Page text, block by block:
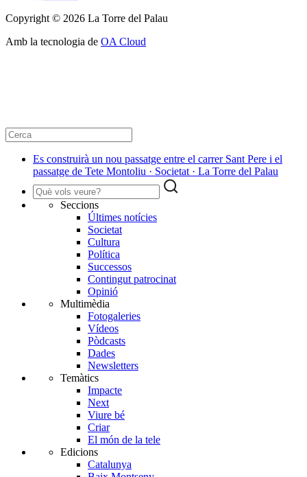
Copyright © 2026 La Torre del Palau
Amb la tecnologia de OA Cloud
Es construirà un nou passatge entre el carrer Sant Pere i el
passatge de Tete Montoliu · Societat · La Torre del Palau
Seccions
Últimes notícies
Societat
Cultura
Política
Successos
Contingut patrocinat
Opinió
Multimèdia
Fotogaleries
Vídeos
Pòdcasts
Dades
Newsletters
Temàtics
Impacte
Next
Viure bé
Criar
El món de la tele
Edicions
Catalunya